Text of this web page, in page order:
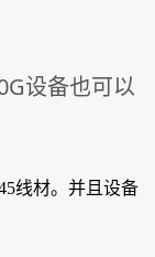
设备也可以
线材。并且设备